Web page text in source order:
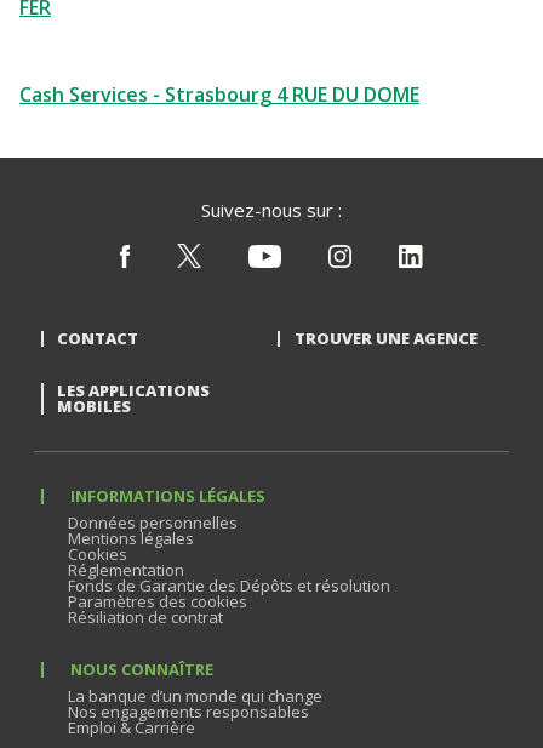
FER
Cash Services - Strasbourg 4 RUE DU DOME
Suivez-nous sur :
CONTACT TROUVER UNE AGENCE
LES APPLICATIONS
MOBILES
INFORMATIONS LÉGALES
Données personnelles
Mentions légales
Cookies
Réglementation
Fonds de Garantie des Dépôts et résolution
Paramètres des cookies
Résiliation de contrat
NOUS CONNAÎTRE
La banque d’un monde qui change
Nos engagements responsables
Emploi & Carrière